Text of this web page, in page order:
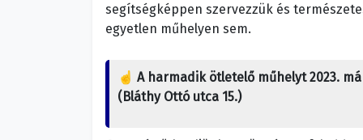
segítségképpen szervezzük és
egyetlen műhelyen sem.
☝️ A harmadik ötletelő műhelyt 2023.
(Bláthy Ottó utca 15.)